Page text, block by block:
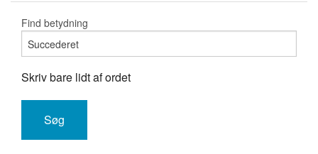
Find betydning
Skriv bare lidt af ordet